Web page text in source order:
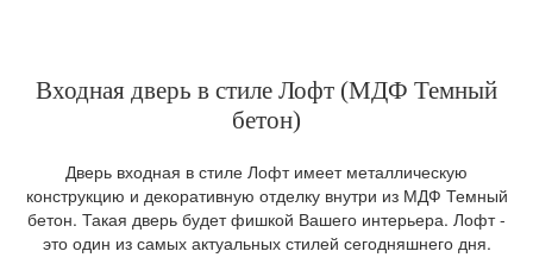
Входная дверь в стиле Лофт (МДФ Темный
бетон)
Дверь входная в стиле Лофт имеет металлическую
конструкцию и декоративную отделку внутри из МДФ Темный
бетон. Такая дверь будет фишкой Вашего интерьера. Лофт -
это один из самых актуальных стилей сегодняшнего дня.